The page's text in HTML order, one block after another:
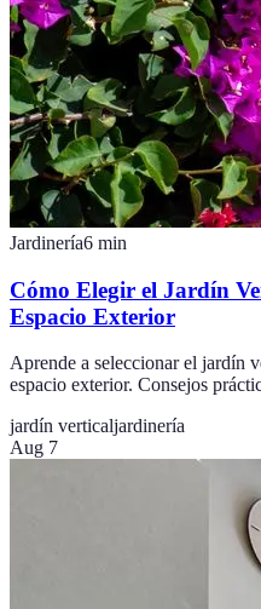
Jardinería6 min
Cómo Elegir el Jardín
Espacio Exterior
Aprende a seleccionar el jardín
espacio exterior. Consejos
jardín verticaljardinería
Aug 7